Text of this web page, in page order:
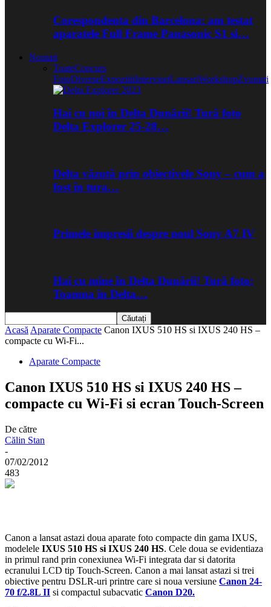
Corespondenta din Barcelona: am testat
aparatele Full Frame Panasonic S1 si…
Noutati
ToateConcurs
FotoDiverseExpozitiiInterviuriLansariWorkshopZvonuri
Hai cu noi în Delta Dunării! Tură foto
Delta Explorer 25-28…
Delta văzută prin obiectivele Sony – cum a
fost în tura…
Primele impresii despre noul Sony A7 IV
Hai cu mine în Delta Dunării! Tură foto:
Toamna în Delta…
Acasă Aparate Compacte Canon IXUS 510 HS si IXUS 240 HS –
compacte cu Wi-Fi...
Aparate Compacte
Canon IXUS 510 HS si IXUS 240 HS –
compacte cu Wi-Fi si ecran Touch-Screen
De către
Călin Stan
-
07/02/2012
483
Canon a lansat astazi doua aparate foto compacte din gama IXUS,
modelele IXUS 510 HS si IXUS 240 HS. Cele doua se evidentiaza
in primul rand prin conexiunea Wi-Fi integrata dar si datorita
ecranului LCD tip Touch-Screen. Canon a mai lansat astazi si trei
obiective pentru DSLR-uri printre care si noua versiune Canon 24-
70 f/2.8L II si compactul subacvatic Canon D20.